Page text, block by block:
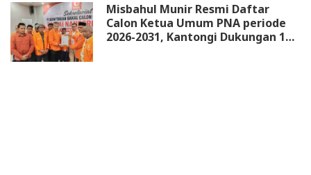
Misbahul Munir Resmi Daftar
Calon Ketua Umum PNA periode
2026-2031, Kantongi Dukungan 18